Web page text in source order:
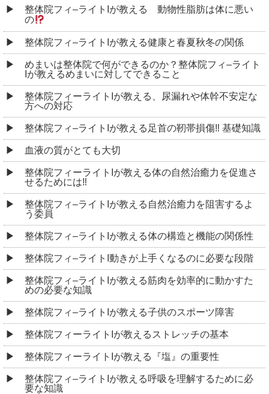
整体院フィ–ライトIが教える 動物性脂肪は体に悪い
の
整体院フィ–ライトIが教える健康と春夏秋冬の関係
めまいは整体院で何ができるのか？整体院フィ–ライト
Iが教えるめまいに対してできること
整体院フィーライトIが教える、尿漏れや体幹不安定な
方への対応
整体院フィ–ライトIが教える足首の靭帯損傷‼︎ 基礎知識
血液の質がとても大切
整体院フィーライトIが教える体の自然治癒力を促進さ
せるためには‼︎
整体院フィ–ライトIが教える自然治癒力を阻害するよ
う委員
整体院フィ–ライトIが教える体の構造と機能の関係性
整体院フィ–ライトI動きが上手くなるのに必要な段階
整体院フィ–ライトIが教える筋肉を効率的に動かすた
めの必要な知識
整体院フィ–ライトIが教える子供のスポーツ障害
整体院フィーライトIが教えるストレッチの基本
整体院フィーライトIが教える『塩』の重要性
整体院フィ–ライトIが教える呼吸を理解するために必
要な知識